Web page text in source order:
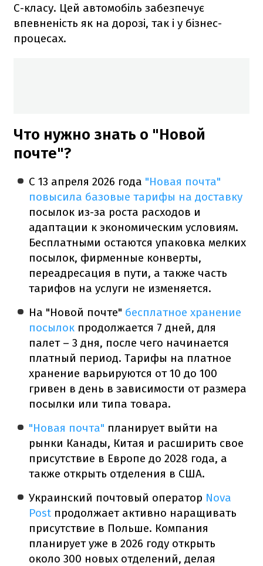
С-класу. Цей автомобіль забезпечує
впевненість як на дорозі, так і у бізнес-
процесах.
Что нужно знать о "Новой
почте"?
С 13 апреля 2026 года "Новая почта"
повысила базовые тарифы на доставку
посылок из-за роста расходов и
адаптации к экономическим условиям.
Бесплатными остаются упаковка мелких
посылок, фирменные конверты,
переадресация в пути, а также часть
тарифов на услуги не изменяется.
На "Новой почте" бесплатное хранение
посылок продолжается 7 дней, для
палет – 3 дня, после чего начинается
платный период. Тарифы на платное
хранение варьируются от 10 до 100
гривен в день в зависимости от размера
посылки или типа товара.
"Новая почта" планирует выйти на
рынки Канады, Китая и расширить свое
присутствие в Европе до 2028 года, а
также открыть отделения в США.
Украинский почтовый оператор Nova
Post продолжает активно наращивать
присутствие в Польше. Компания
планирует уже в 2026 году открыть
около 300 новых отделений, делая